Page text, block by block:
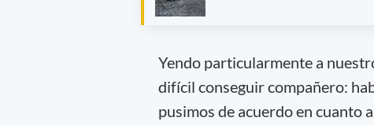
Yendo particularmente a
difícil conseguir compañero:
pusimos de acuerdo en cuanto